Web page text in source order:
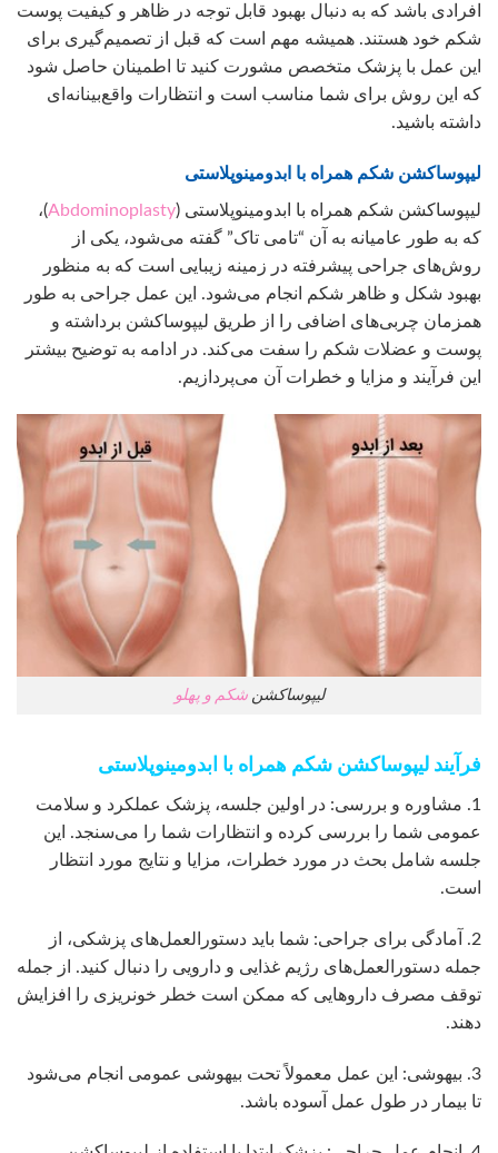
افرادی باشد که به دنبال بهبود قابل توجه در ظاهر و کیفیت پوست
شکم خود هستند. همیشه مهم است که قبل از تصمیم‌گیری برای
این عمل با پزشک متخصص مشورت کنید تا اطمینان حاصل شود
که این روش برای شما مناسب است و انتظارات واقع‌بینانه‌ای
داشته باشید.
لیپوساکشن شکم همراه با ابدومینوپلاستی
لیپوساکشن شکم همراه با ابدومینوپلاستی (Abdominoplasty)،
که به طور عامیانه به آن “تامی تاک” گفته می‌شود، یکی از
روش‌های جراحی پیشرفته در زمینه زیبایی است که به منظور
بهبود شکل و ظاهر شکم انجام می‌شود. این عمل جراحی به طور
همزمان چربی‌های اضافی را از طریق لیپوساکشن برداشته و
پوست و عضلات شکم را سفت می‌کند. در ادامه به توضیح بیشتر
این فرآیند و مزایا و خطرات آن می‌پردازیم.
لیپوساکشنشکم و پهلو
فرآیند لیپوساکشن شکم همراه با ابدومینوپلاستی
1. مشاوره و بررسی: در اولین جلسه، پزشک عملکرد و سلامت
عمومی شما را بررسی کرده و انتظارات شما را می‌سنجد. این
جلسه شامل بحث در مورد خطرات، مزایا و نتایج مورد انتظار
است.
2. آمادگی برای جراحی: شما باید دستورالعمل‌های پزشکی، از
جمله دستورالعمل‌های رژیم غذایی و دارویی را دنبال کنید. از جمله
توقف مصرف داروهایی که ممکن است خطر خونریزی را افزایش
دهند.
3. بیهوشی: این عمل معمولاً تحت بیهوشی عمومی انجام می‌شود
تا بیمار در طول عمل آسوده باشد.